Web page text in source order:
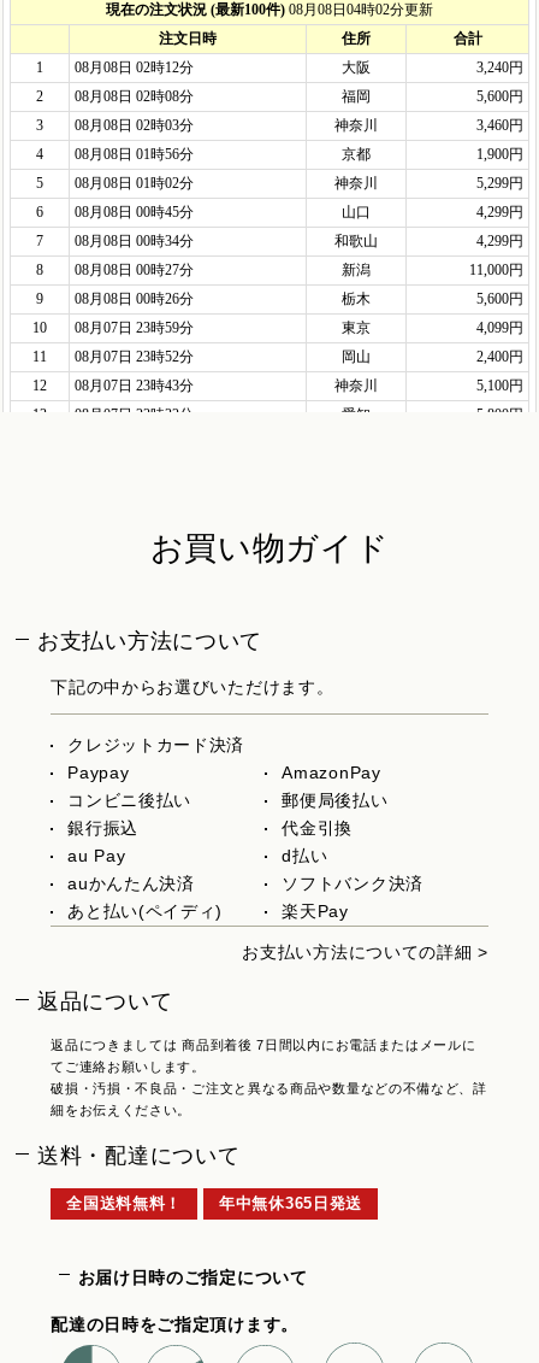
お買い物ガイド
お支払い方法について
下記の中からお選びいただけます。
クレジットカード決済
Paypay
AmazonPay
コンビニ後払い
郵便局後払い
銀行振込
代金引換
au Pay
d払い
auかんたん決済
ソフトバンク決済
あと払い(ペイディ)
楽天Pay
お支払い方法についての詳細 >
返品について
返品につきましては 商品到着後 7日間以内にお電話またはメールに
てご連絡お願いします。
破損・汚損・不良品・ご注文と異なる商品や数量などの不備など、詳
細をお伝えください。
送料・配達について
全国送料無料！ 年中無休365日発送
お届け日時のご指定について
配達の日時をご指定頂けます。